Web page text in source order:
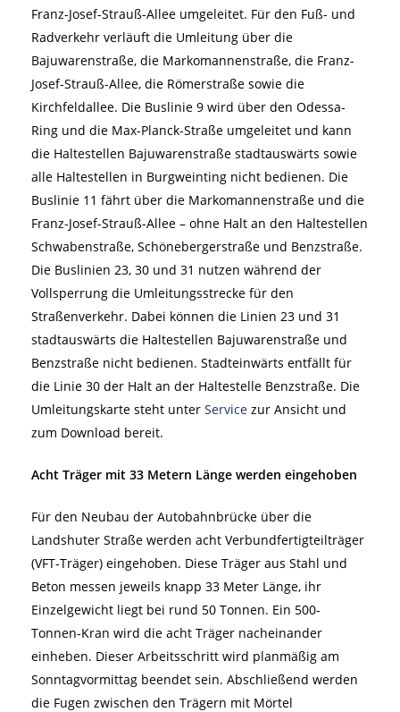
Franz-Josef-Strauß-Allee umgeleitet. Für den Fuß- und
Radverkehr verläuft die Umleitung über die
Bajuwarenstraße, die Markomannenstraße, die Franz-
Josef-Strauß-Allee, die Römerstraße sowie die
Kirchfeldallee. Die Buslinie 9 wird über den Odessa-
Ring und die Max-Planck-Straße umgeleitet und kann
die Haltestellen Bajuwarenstraße stadtauswärts sowie
alle Haltestellen in Burgweinting nicht bedienen. Die
Buslinie 11 fährt über die Markomannenstraße und die
Franz-Josef-Strauß-Allee – ohne Halt an den Haltestellen
Schwabenstraße, Schönebergerstraße und Benzstraße.
Die Buslinien 23, 30 und 31 nutzen während der
Vollsperrung die Umleitungsstrecke für den
Straßenverkehr. Dabei können die Linien 23 und 31
stadtauswärts die Haltestellen Bajuwarenstraße und
Benzstraße nicht bedienen. Stadteinwärts entfällt für
die Linie 30 der Halt an der Haltestelle Benzstraße. Die
Umleitungskarte steht unter Service zur Ansicht und
zum Download bereit.
Acht Träger mit 33 Metern Länge werden eingehoben
Für den Neubau der Autobahnbrücke über die
Landshuter Straße werden acht Verbundfertigteilträger
(VFT-Träger) eingehoben. Diese Träger aus Stahl und
Beton messen jeweils knapp 33 Meter Länge, ihr
Einzelgewicht liegt bei rund 50 Tonnen. Ein 500-
Tonnen-Kran wird die acht Träger nacheinander
einheben. Dieser Arbeitsschritt wird planmäßig am
Sonntagvormittag beendet sein. Abschließend werden
die Fugen zwischen den Trägern mit Mörtel